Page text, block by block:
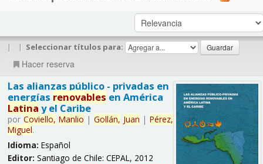
| | Seleccionar títulos para:
Hacer reserva
Las alianzas público - privadas en
energías renovables en América
Latina y el Caribe
por Coviello, Manlio | Gollán, Juan | Pérez,
Miguel.
Idioma: Español
Editor: Santiago de Chile: CEPAL, 2012